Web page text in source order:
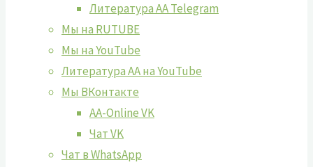
Литература АА Telegram
Мы на RUTUBE
Мы на YouTube
Литература АА на YouTube
Мы ВКонтакте
AA-Online VK
Чат VK
Чат в WhatsApp